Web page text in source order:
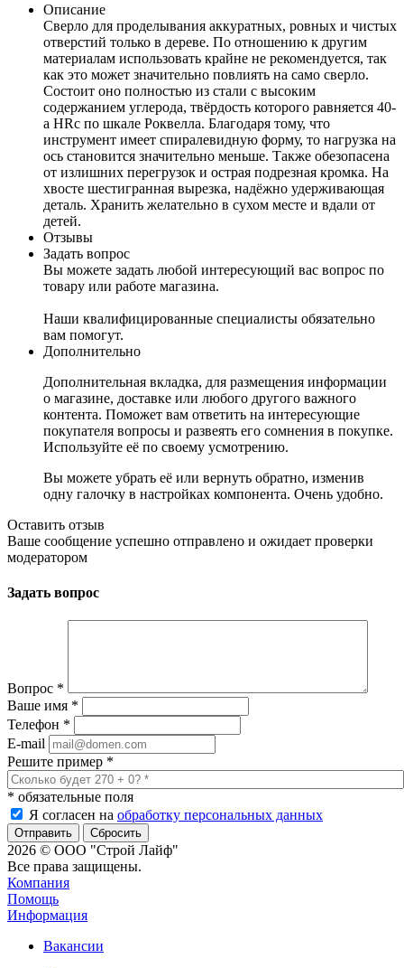
Описание
Сверло для проделывания аккуратных, ровных и чистых
отверстий только в дереве. По отношению к другим
материалам использовать крайне не рекомендуется, так
как это может значительно повлиять на само сверло.
Состоит оно полностью из стали с высоким
содержанием углерода, твёрдость которого равняется 40-
а HRc по шкале Роквелла. Благодаря тому, что
инструмент имеет спиралевидную форму, то нагрузка на
ось становится значительно меньше. Также обезопасена
от излишних перегрузок и острая подрезная кромка. На
хвосте шестигранная вырезка, надёжно удерживающая
деталь. Хранить желательно в сухом месте и вдали от
детей.
Отзывы
Задать вопрос
Вы можете задать любой интересующий вас вопрос по
товару или работе магазина.
Наши квалифицированные специалисты обязательно
вам помогут.
Дополнительно
Дополнительная вкладка, для размещения информации
о магазине, доставке или любого другого важного
контента. Поможет вам ответить на интересующие
покупателя вопросы и развеять его сомнения в покупке.
Используйте её по своему усмотрению.
Вы можете убрать её или вернуть обратно, изменив
одну галочку в настройках компонента. Очень удобно.
Оставить отзыв
Ваше сообщение успешно отправлено и ожидает проверки
модератором
Задать вопрос
Вопрос *
Ваше имя *
Телефон *
E-mail
Решите пример *
* обязательные поля
Я согласен на обработку персональных данных
Сбросить
2026 © ООО "Строй Лайф"
Все права защищены.
Компания
Помощь
Информация
Вакансии